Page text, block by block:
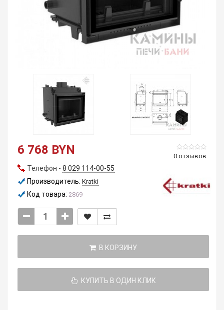
0 отзывов
6 768 BYN
Телефон - 8 029 114-00-55
Производитель: Kratki
Код товара: 2869
В КОРЗИНУ
КУПИТЬ В ОДИН КЛИК